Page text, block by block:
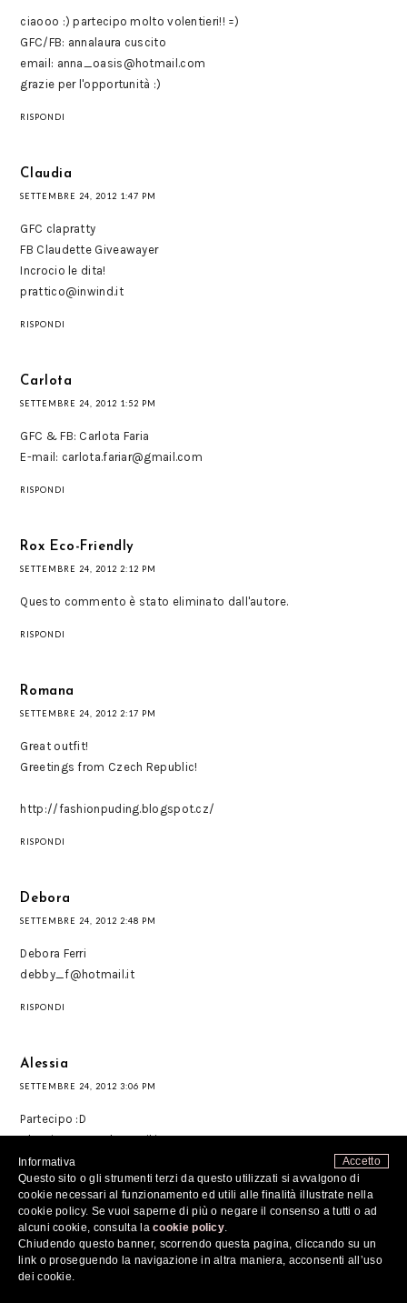
ciaooo :) partecipo molto volentieri!! =)
GFC/FB: annalaura cuscito
email: anna_oasis@hotmail.com
grazie per l'opportunità :)
RISPONDI
Claudia
SETTEMBRE 24, 2012 1:47 PM
GFC clapratty
FB Claudette Giveawayer
Incrocio le dita!
prattico@inwind.it
RISPONDI
Carlota
SETTEMBRE 24, 2012 1:52 PM
GFC & FB: Carlota Faria
E-mail: carlota.fariar@gmail.com
RISPONDI
Rox Eco-Friendly
SETTEMBRE 24, 2012 2:12 PM
Questo commento è stato eliminato dall'autore.
RISPONDI
Romana
SETTEMBRE 24, 2012 2:17 PM
Great outfit!
Greetings from Czech Republic!
http://fashionpuding.blogspot.cz/
RISPONDI
Debora
SETTEMBRE 24, 2012 2:48 PM
Debora Ferri
debby_f@hotmail.it
RISPONDI
Alessia
SETTEMBRE 24, 2012 3:06 PM
Partecipo :D
Alessietta_31@hotmail.it
Alessia Bruno FB
RISPONDI
sweet suitcase
SETTEMBRE 24, 2012 3:12 PM
Accetto
Informativa
Questo sito o gli strumenti terzi da questo utilizzati si avvalgono di
cookie necessari al funzionamento ed utili alle finalità illustrate nella
cookie policy. Se vuoi saperne di più o negare il consenso a tutti o ad
alcuni cookie, consulta lacookie policy.
Chiudendo questo banner, scorrendo questa pagina, cliccando su un
link o proseguendo la navigazione in altra maniera, acconsenti all’uso
dei cookie.